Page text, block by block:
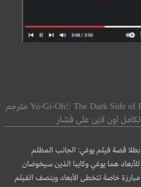
فلم Yu-Gi-Oh!: The Dark Side of Dimensions 2016 مترجم
اون لاين على فشار
بطلا قصة فيلم يوغي: الجانب المظلم
للأبعاد هما يوغي وكايبا الذين سيخوضان
مبارزة خاصة تتخطى الأبعاد ويتصف الفيلم